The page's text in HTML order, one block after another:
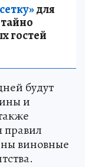
для
гостей
будут
и
виновные